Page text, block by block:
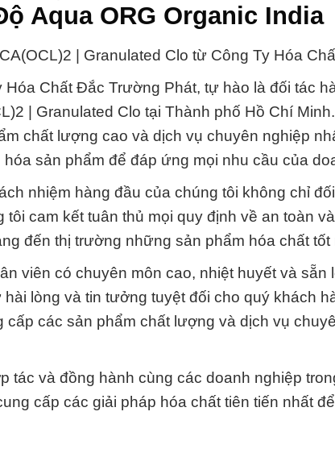
Aqua ORG Organic India
| Granulated Clo từ Công Ty Hóa
Hóa Chất Đắc Trường Phát, tự hào là đối tác
| Granulated Clo tại Thành phố Hồ Chí
chất lượng cao và dịch vụ chuyên nghiệp
sản phẩm để đáp ứng mọi nhu cầu của
nhiệm hàng đầu của chúng tôi không chỉ
cam kết tuân thủ mọi quy định về an toàn
đến thị trường những sản phẩm hóa chất tốt
viên có chuyên môn cao, nhiệt huyết và sẵn
lòng và tin tưởng tuyệt đối cho quý khách
cấp các sản phẩm chất lượng và dịch vụ
tác và đồng hành cùng các doanh nghiệp
cấp các giải pháp hóa chất tiên tiến nhất